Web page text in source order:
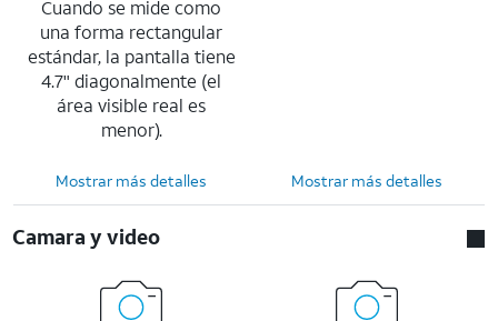
Cuando se mide como
una forma rectangular
estándar, la pantalla tiene
4.7" diagonalmente (el
área visible real es
menor).
Mostrar más detalles Mostrar más detalles
Camara y video